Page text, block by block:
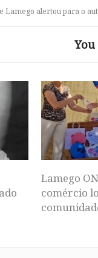
Lamego alertou para o
Lamego
comércio